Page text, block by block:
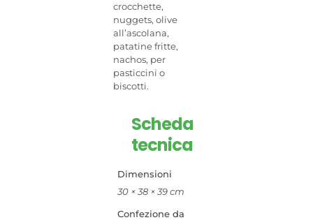
crocchette,
nuggets, olive
all’ascolana,
patatine fritte,
nachos, per
pasticcini o
biscotti.
Scheda
tecnica
Dimensioni
30 × 38 × 39 cm
Confezione da